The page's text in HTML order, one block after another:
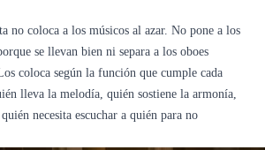
no coloca a los músicos al azar. No pone a los
se llevan bien ni separa a los oboes
coloca según la función que cumple cada
lleva la melodía, quién sostiene la armonía,
necesita escuchar a quién para no